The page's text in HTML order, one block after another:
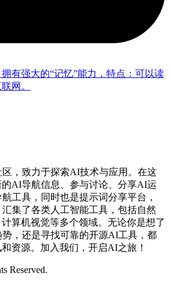
有强大的“记忆”能力，特点：可以读
网。
，致力于探索AI技术与应用。在这
AI导航信息、参与讨论、分享AI运
工具，同时也是提示词分享平台，
集了各类人工智能工具，包括自然
算机视觉等多个领域。无论你是想了
，还是寻找可靠的开源AI工具，都
资源。加入我们，开启AI之旅！
Reserved.